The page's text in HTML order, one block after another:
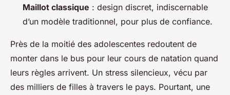
Maillot classique : design discret, indiscernable
d’un modèle traditionnel, pour plus de confiance.
Près de la moitié des adolescentes redoutent de
monter dans le bus pour leur cours de natation quand
leurs règles arrivent. Un stress silencieux, vécu par
des milliers de filles à travers le pays. Pourtant, une